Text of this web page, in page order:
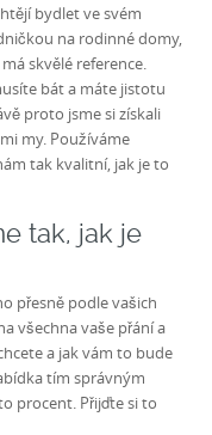
bydlet ve svém
na rodinné domy,
skvělé reference.
bát a máte jistotu
proto jsme si získali
my. Používáme
tak kvalitní, jak je to
tak, jak je
přesně podle vašich
všechna vaše přání a
a jak vám to bude
tím správným
procent. Přijďte si to